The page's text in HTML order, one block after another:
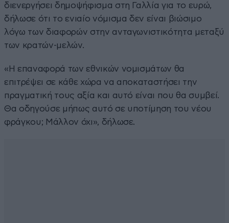
διενεργήσει δημοψήφισμα στη Γαλλία για το ευρώ,
δήλωσε ότι το ενιαίο νόμισμα δεν είναι βιώσιμο
λόγω των διαφορών στην ανταγωνιστικότητα μεταξύ
των κρατών-μελών.
«Η επαναφορά των εθνικών νομισμάτων θα
επιτρέψει σε κάθε χώρα να αποκαταστήσει την
πραγματική τους αξία και αυτό είναι που θα συμβεί.
Θα οδηγούσε μήπως αυτό σε υποτίμηση του νέου
φράγκου; Μάλλον όχι», δήλωσε.